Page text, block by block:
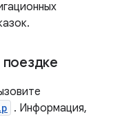
. Информация,